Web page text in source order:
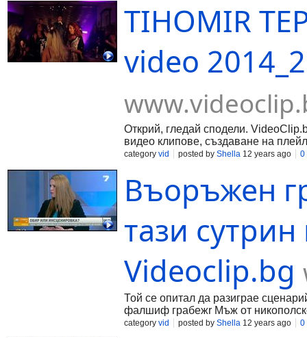
TIHOMIR
video
Открий, гледай сподели.
видео клипове, създаване на
category vid posted by Shella 12 years ago 0
Въоръжен
тази
Videoclip.bg
Той се опитал да разиграе
фалшиф грабежr Мъж от
category vid posted by Shella 12 years ago 0